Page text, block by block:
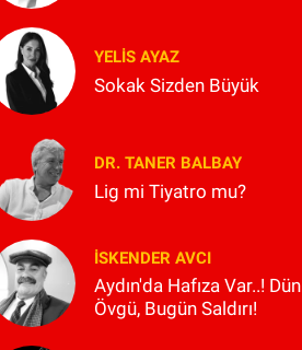
YELIS AYAZ
Sokak Sizden Büyük
DR. TANER BALBAY
Lig mi Tiyatro mu?
İSKENDER AVCI
Aydın'da Hafıza Var..! Dün
Övgü, Bugün Saldırı!